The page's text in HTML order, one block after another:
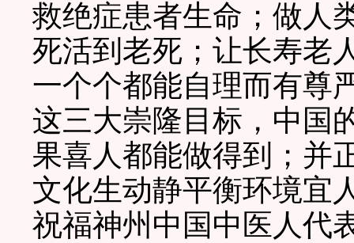
救绝症患者生命；做人
死活到老死；让长寿老
一个个都能自理而有尊
这三大崇隆目标，中国
果喜人都能做得到；并
文化生动静平衡环境宜
祝福神州中国中医人代